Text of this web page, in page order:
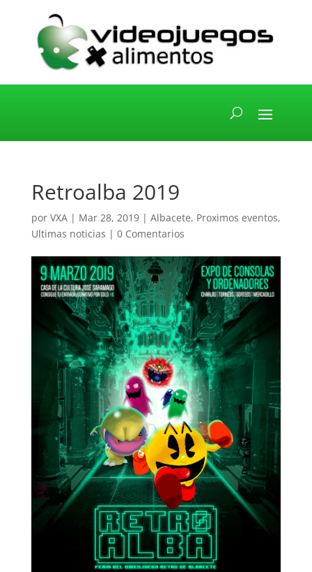
Retroalba 2019
por VXA| Mar 28, 2019| Albacete, Proximos eventos,
Ultimas noticias | 0 Comentarios